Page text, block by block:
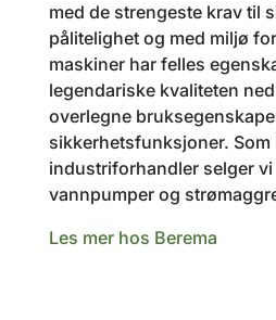
med de strengeste krav til
pålitelighet og med miljø
maskiner har felles
legendariske kvaliteten
overlegne
sikkerhetsfunksjoner. Som
industriforhandler selger
vannpumper og
Les mer hos Berema